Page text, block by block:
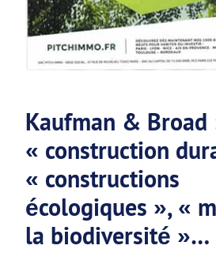
Kaufman & Broad
« construction
« constructions
écologiques », «
la biodiversité »…